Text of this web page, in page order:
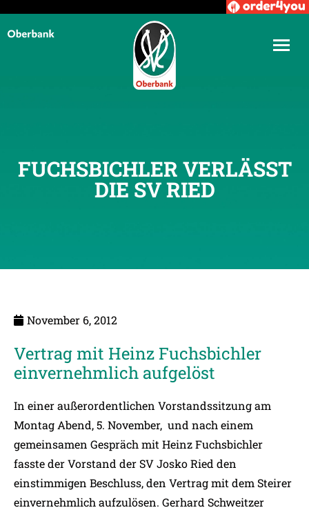
FUCHSBICHLER VERLÄSST
DIE SV RIED
November 6, 2012
Vertrag mit Heinz Fuchsbichler
einvernehmlich aufgelöst
In einer außerordentlichen Vorstandssitzung am
Montag Abend, 5. November, und nach einem
gemeinsamen Gespräch mit Heinz Fuchsbichler
fasste der Vorstand der SV Josko Ried den
einstimmigen Beschluss, den Vertrag mit dem Steirer
einvernehmlich aufzulösen. Gerhard Schweitzer